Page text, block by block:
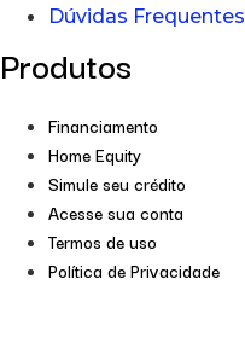
Dúvidas Frequentes
Produtos
Financiamento
Home Equity
Simule seu crédito
Acesse sua conta
Termos de uso
Política de Privacidade